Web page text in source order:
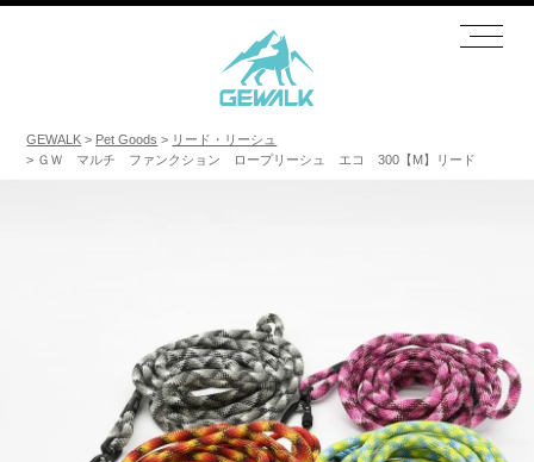
GEWALK Pet Goods
リード・リーシュ
ＧＷ マルチ ファンクション ロープリーシュ エコ 300【M】リード